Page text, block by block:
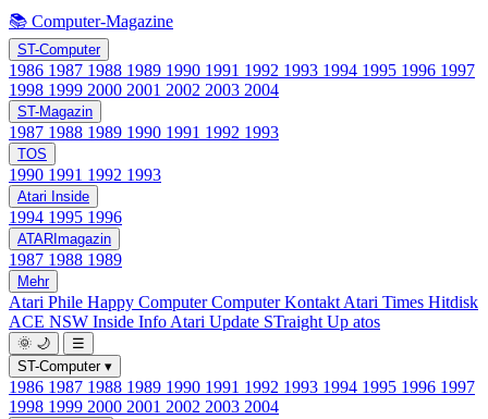
📚 Computer-Magazine
ST-Computer
1986 1987 1988 1989 1990 1991 1992 1993 1994 1995 1996 1997
1998 1999 2000 2001 2002 2003 2004
ST-Magazin
1987 1988 1989 1990 1991 1992 1993
TOS
1990 1991 1992 1993
Atari Inside
1994 1995 1996
ATARImagazin
1987 1988 1989
Mehr
Atari Phile Happy ComputerComputer Kontakt Atari Times Hitdisk
ACE NSW Inside Info Atari Update STraight Up atos
🌞 🌙
☰
ST-Computer ▾
1986 1987 1988 1989 1990 1991 1992 1993 1994 1995 1996 1997
1998 1999 2000 2001 2002 2003 2004